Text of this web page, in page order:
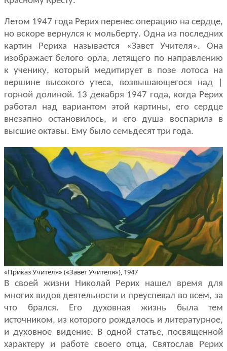
Летом 1947 года Рерих перенес операцию на сердце,
но вскоре вернулся к мольберту. Одна из последних
картин Рериха называется «Завет Учителя». Она
изображает белого орла, летящего по направлению
к ученику, который медитирует в позе лотоса на
вершине высокого утеса, возвышающегося над |
горной долиной. 13 декабря 1947 года, когда Рерих
работал над вариантом этой картины, его сердце
внезапно остановилось, и его душа воспарила в
высшие октавы. Ему было семьдесят три года.
«Приказ Учителя» («Завет Учителя»), 1947
В своей жизни Николай Рерих нашел время для
многих видов деятель­ности и преуспевал во всем, за
что брался. Его духовная жизнь была тем
ис­точником, из которого рождалось и литературное,
и духовное видение. В одной статье, посвященной
характеру и работе своего отца, Святослав Ре­рих